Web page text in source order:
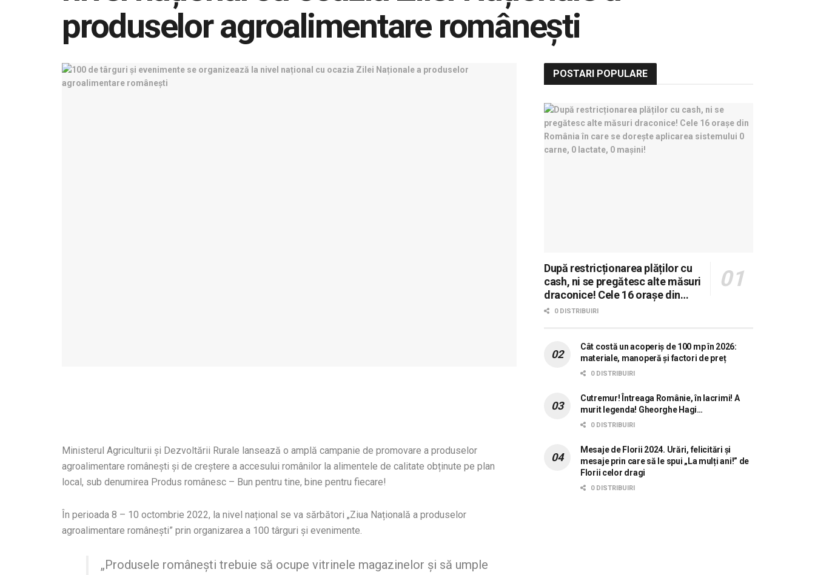
produselor agroalimentare românești
Ministerul Agriculturii și Dezvoltării Rurale lansează o amplă campanie de promovare a produselor
agroalimentare românești și de creștere a accesului românilor la alimentele de calitate obținute pe plan
local, sub denumirea Produs românesc – Bun pentru tine, bine pentru fiecare!
În perioada 8 – 10 octombrie 2022, la nivel național se va sărbători „Ziua Națională a produselor
agroalimentare românești” prin organizarea a 100 târguri și evenimente.
„Produsele românești trebuie să ocupe vitrinele magazinelor şi să umple
POSTARI POPULARE
După restricționarea plăților cu
cash, ni se pregătesc alte măsuri
draconice! Cele 16 orașe din
România în care se dorește
0 DISTRIBUIRI
Cât costă un acoperiș de 100 mp în 2026:
materiale, manoperă și factori de preț
0 DISTRIBUIRI
Cutremur! Întreaga Românie, în lacrimi! A
murit legenda! Gheorghe Hagi…
0 DISTRIBUIRI
Mesaje de Florii 2024. Urări, felicitări și
mesaje prin care să le spui „La mulți ani!” de
Florii celor dragi
0 DISTRIBUIRI